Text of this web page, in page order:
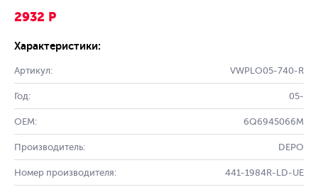
2932 Р
Характеристики:
Артикул: VWPLO05-740-R
Год: 05-
OEM: 6Q6945066M
Производитель: DEPO
Номер производителя: 441-1984R-LD-UE